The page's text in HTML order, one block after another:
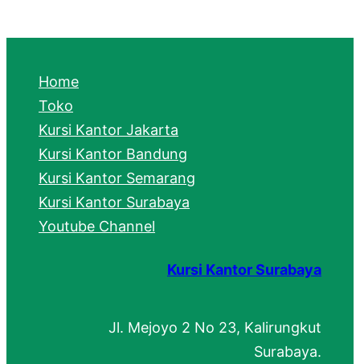
r
h
Home
Toko
Kursi Kantor Jakarta
Kursi Kantor Bandung
Kursi Kantor Semarang
Kursi Kantor Surabaya
Youtube Channel
Kursi Kantor Surabaya
Jl. Mejoyo 2 No 23, Kalirungkut
Surabaya.